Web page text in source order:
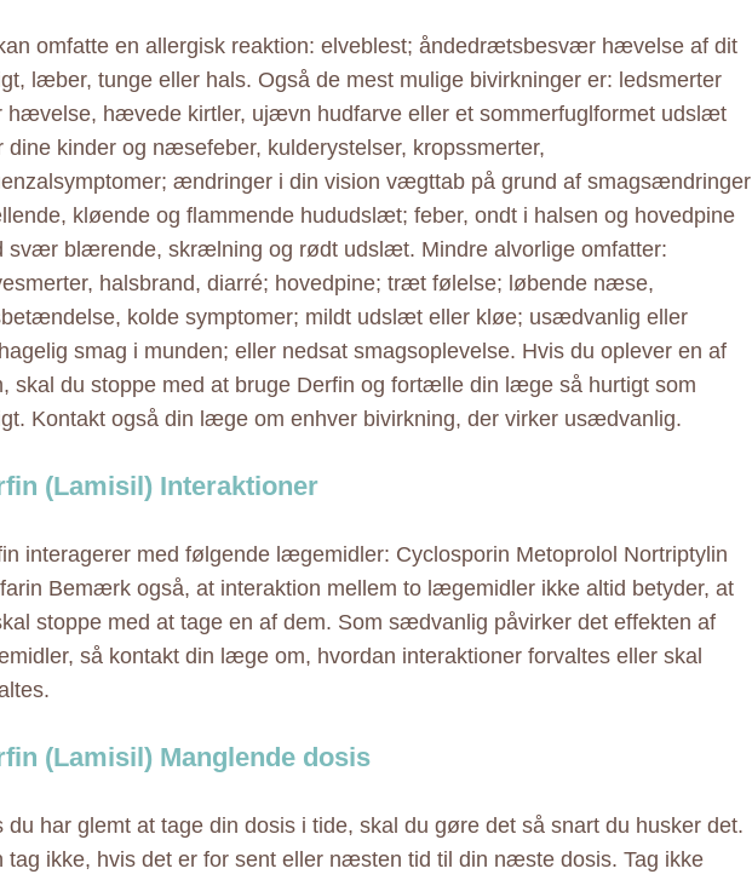
omfatte en allergisk reaktion: elveblest; åndedrætsbesvær hævelse af dit
læber, tunge eller hals. Også de mest mulige bivirkninger er: ledsmerter
hævelse, hævede kirtler, ujævn hudfarve eller et sommerfuglformet udslæt
dine kinder og næsefeber, kulderystelser, kropssmerter,
ændringer i din vision vægttab på grund af smagsændringer
kløende og flammende hududslæt; feber, ondt i halsen og hovedpine
svær blærende, skrælning og rødt udslæt. Mindre alvorlige omfatter:
halsbrand, diarré; hovedpine; træt følelse; løbende næse,
kolde symptomer; mildt udslæt eller kløe; usædvanlig eller
smag i munden; eller nedsat smagsoplevelse. Hvis du oplever en af
skal du stoppe med at bruge Derfin og fortælle din læge så hurtigt som
Kontakt også din læge om enhver bivirkning, der virker usædvanlig.
(Lamisil) Interaktioner
interagerer med følgende lægemidler: Cyclosporin Metoprolol Nortriptylin
Bemærk også, at interaktion mellem to lægemidler ikke altid betyder, at
stoppe med at tage en af dem. Som sædvanlig påvirker det effekten af
så kontakt din læge om, hvordan interaktioner forvaltes eller skal
(Lamisil) Manglende dosis
du har glemt at tage din dosis i tide, skal du gøre det så snart du husker det.
tag ikke, hvis det er for sent eller næsten tid til din næste dosis. Tag ikke